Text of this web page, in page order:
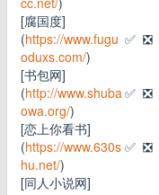
[腐国度]
(https://www.fugu
oduxs.com/)
✅ ❎
[书包网]
(http://www.shuba
owa.org/)
✅ ❎
[恋上你看书]
(https://www.630s
hu.net/)
✅ ❎
[同人小说网]